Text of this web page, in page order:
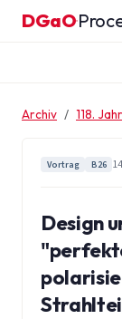
Zum Inhalt
DGaO·
Archiv 118.
Vortrag B26
Design